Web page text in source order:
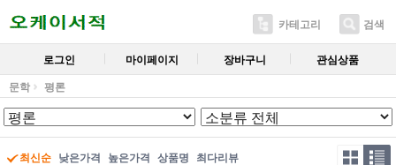
카테고리 검색
로그인 마이페이지 장바구니 관심상품
문학 평론
최신순 낮은가격 높은가격 상품명 최다리뷰